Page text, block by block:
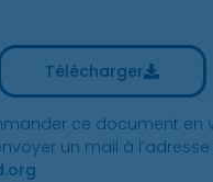
Télécharger
ce document en
un mail à